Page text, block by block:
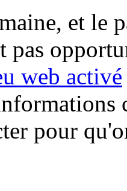
et le
pas
web activé
pour